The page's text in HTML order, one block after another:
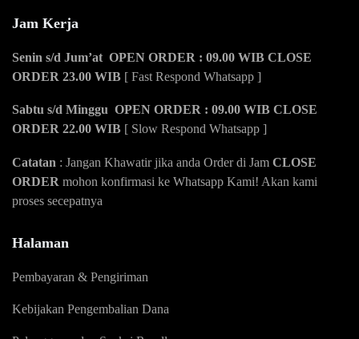
Jam Kerja
Senin s/d Jum’at OPEN ORDER : 09.00 WIB CLOSE
ORDER 23.00 WIB [ Fast Respond Whatsapp ]
Sabtu s/d Minggu OPEN ORDER : 09.00 WIB CLOSE
ORDER 22.00 WIB [ Slow Respond Whatsapp ]
Catatan : Jangan Khawatir jika anda Order di Jam CLOSE
ORDER mohon konfirmasi ke Whatsapp Kami! Akan kami
proses secepatnya
Halaman
Pembayaran & Pengiriman
Kebijakan Pengembalian Dana